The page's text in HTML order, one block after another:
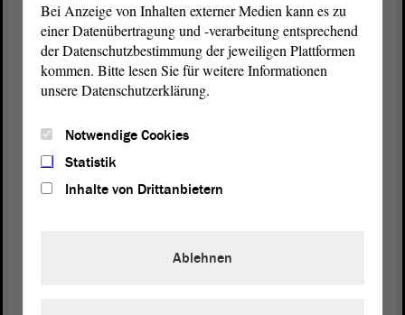
Hendrik Lange (DIE LINKE):
Trotzdem haben wir Preise, die durch die Decke
tanzen.
Cornelia Lüddemann (GRÜNE):
Ja.
Hendrik Lange (DIE LINKE):
Bei Anzeige von Inhalten externer Medien kann es zu
einer Datenübertragung und -verarbeitung entsprechend
der Datenschutzbestimmung der jeweiligen Plattformen
kommen. Bitte lesen Sie für weitere Informationen
unsere Datenschutzerklärung.
Notwendige Cookies
Statistik
Inhalte von Drittanbietern
Ablehnen